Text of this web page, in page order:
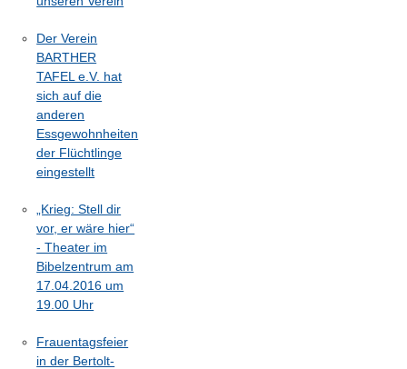
Der Verein
BARTHER
TAFEL e.V. hat
sich auf die
anderen
Essgewohnheiten
der Flüchtlinge
eingestellt
„Krieg: Stell dir
vor, er wäre hier“
- Theater im
Bibelzentrum am
17.04.2016 um
19.00 Uhr
Frauentagsfeier
in der Bertolt-